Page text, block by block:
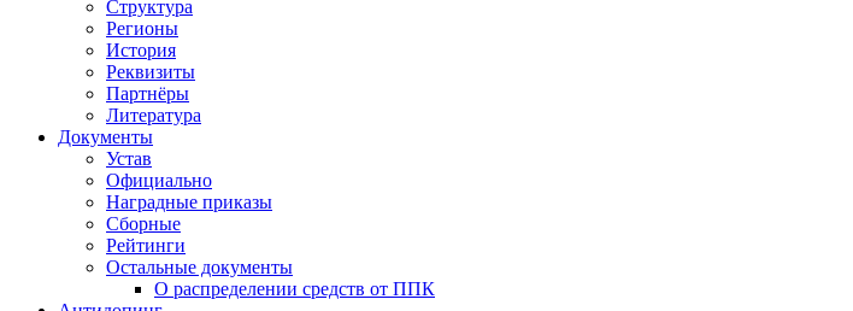
Структура
Регионы
История
Реквизиты
Партнёры
Литература
Документы
Устав
Официально
Наградные приказы
Сборные
Рейтинги
Остальные документы
О распределении средств от ППК